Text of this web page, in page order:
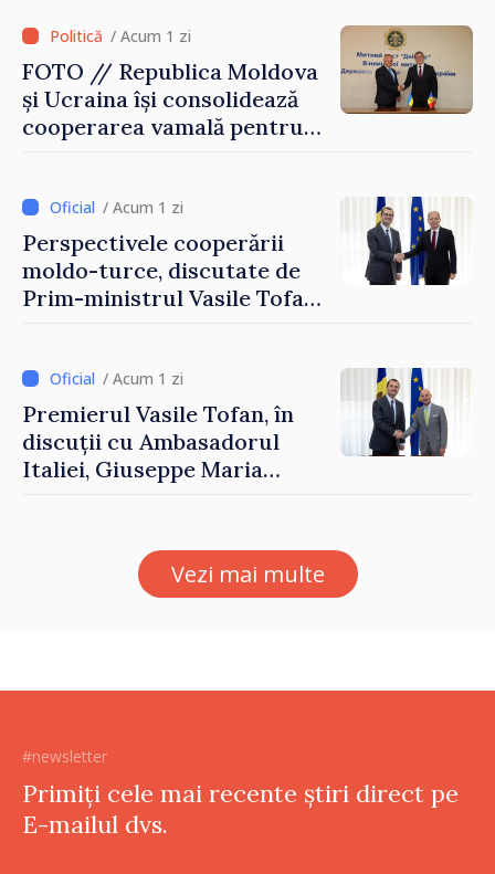
/ Acum 1 zi
FOTO // Republica Moldova
și Ucraina își consolidează
cooperarea vamală pentru
Reuniune la Moghiliov-
Podolsk
/ Acum 1 zi
Perspectivele cooperării
moldo-turce, discutate de
Prim-ministrul Vasile Tofan
/ Acum 1 zi
Premierul Vasile Tofan, în
discuții cu Ambasadorul
Italiei, Giuseppe Maria
Vezi mai multe
#newsletter
Primiți cele mai recente știri direct pe
E-mailul dvs.